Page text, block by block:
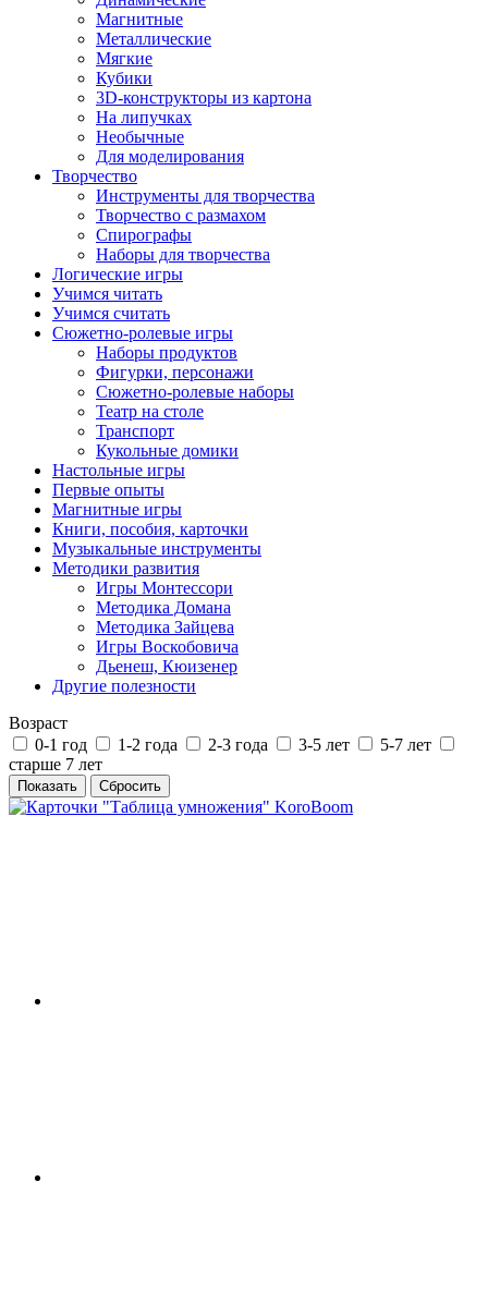
Магнитные
Металлические
Мягкие
Кубики
3D-конструкторы из картона
На липучках
Необычные
Для моделирования
Творчество
Инструменты для творчества
Творчество с размахом
Спирографы
Наборы для творчества
Логические игры
Учимся читать
Учимся считать
Сюжетно-ролевые игры
Наборы продуктов
Фигурки, персонажи
Сюжетно-ролевые наборы
Театр на столе
Транспорт
Кукольные домики
Настольные игры
Первые опыты
Магнитные игры
Книги, пособия, карточки
Музыкальные инструменты
Методики развития
Игры Монтессори
Методика Домана
Методика Зайцева
Игры Воскобовича
Дьенеш, Кюизенер
Другие полезности
Возраст
0-1 год
1-2 года 2-3 года 3-5 лет
5-7 лет
старше 7 лет